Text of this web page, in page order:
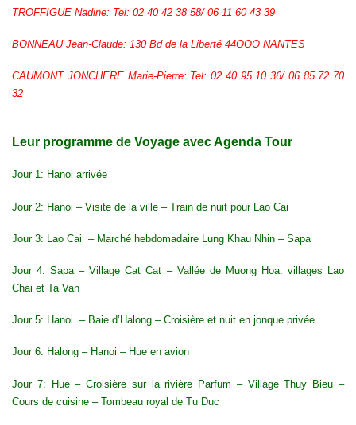
TROFFIGUE Nadine: Tel: 02 40 42 38 58/ 06 11 60 43 39
BONNEAU Jean-Claude: 130 Bd de la Liberté 44OOO NANTES
CAUMONT JONCHERE Marie-Pierre: Tel: 02 40 95 10 36/ 06 85 72 70
32
Leur programme de Voyage avec Agenda Tour
Jour 1: Hanoi arrivée
Jour 2: Hanoi – Visite de la ville – Train de nuit pour Lao Cai
Jour 3: Lao Cai – Marché hebdomadaire Lung Khau Nhin – Sapa
Jour 4:Sapa– Village Cat Cat – Vallée de Muong Hoa: villages Lao
Chai et Ta Van
Jour 5: Hanoi – Baie d’Halong – Croisière et nuit en jonque privée
Jour 6: Halong – Hanoi – Hue en avion
Jour 7: Hue– Croisière sur la rivière Parfum – Village Thuy Bieu –
Cours de cuisine – Tombeau royal de Tu Duc